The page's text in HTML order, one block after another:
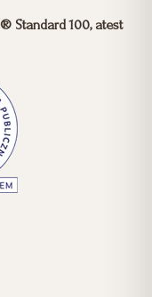
Standard 100, atest